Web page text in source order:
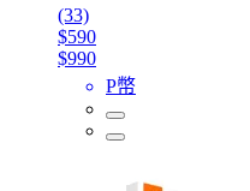
(33)
$590
$990
P幣